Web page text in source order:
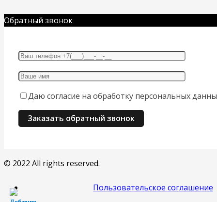
Обратный звонок
Даю согласие на обработку персональных
© 2022 All rights reserved.
Пользовательское соглашение